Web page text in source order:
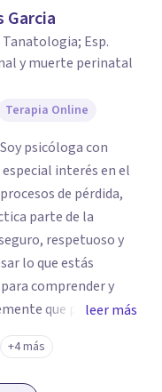
Garcia
Tanatologia; Esp.
y muerte perinatal
Terapia Online
psicóloga con
interés en el
de pérdida,
parte de la
respetuoso y
lo que estás
comprender y
que pedir ayuda
respuestas, sino
detenerse,
a construir nuevas
leer más
+4 más